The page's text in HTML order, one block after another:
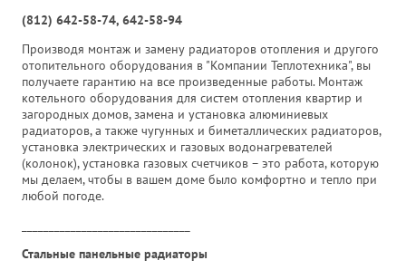
(812) 642-58-74, 642-58-94
Производя монтаж и замену радиаторов отопления и другого
отопительного оборудования в "Компании Теплотехника", вы
получаете гарантию на все произведенные работы. Монтаж
котельного оборудования для систем отопления квартир и
загородных домов, замена и установка алюминиевых
радиаторов, а также чугунных и биметаллических радиаторов,
установка электрических и газовых водонагревателей
(колонок), установка газовых счетчиков – это работа, которую
мы делаем, чтобы в вашем доме было комфортно и тепло при
любой погоде.
Стальные панельные радиаторы